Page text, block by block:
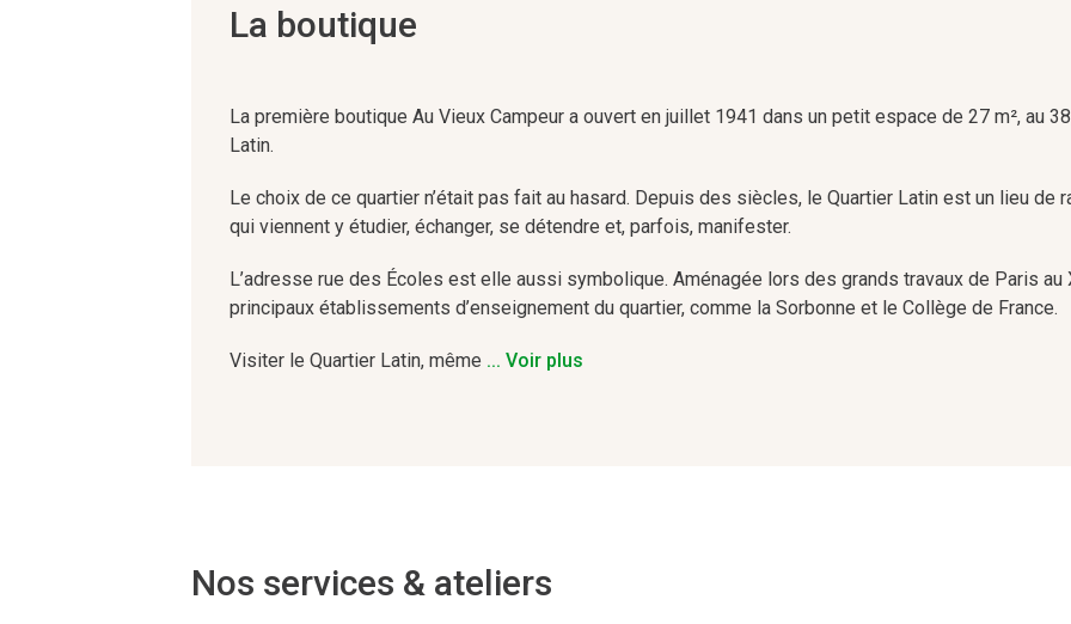
La boutique
La première boutique Au Vieux Campeur a ouvert en juillet 1941 dans un petit espace de 27 m², au
Latin.
Le choix de ce quartier n’était pas fait au hasard. Depuis des siècles, le Quartier Latin est un lieu de
qui viennent y étudier, échanger, se détendre et, parfois, manifester.
L’adresse rue des Écoles est elle aussi symbolique. Aménagée lors des grands travaux de Paris
principaux établissements d’enseignement du quartier, comme la Sorbonne et le Collège de France.
Visiter le Quartier Latin, même ... Voir plus
Les clients qui découvrent Au Vieux Campeur dans le Quartier Latin sont souvent surpris par la
Nos services & ateliers